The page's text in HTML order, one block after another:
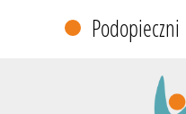
Podopieczni